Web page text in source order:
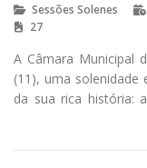
Sessões Solenes
27
A Câmara Municipal
(11), uma
da sua rica história: